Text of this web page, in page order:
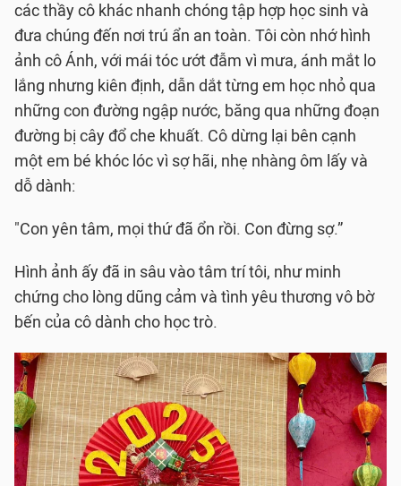
các thầy cô khác nhanh chóng tập hợp học sinh và
đưa chúng đến nơi trú ẩn an toàn. Tôi còn nhớ hình
ảnh cô Ánh, với mái tóc ướt đẫm vì mưa, ánh mắt lo
lắng nhưng kiên định, dẫn dắt từng em học nhỏ qua
những con đường ngập nước, băng qua những đoạn
đường bị cây đổ che khuất. Cô dừng lại bên cạnh
một em bé khóc lóc vì sợ hãi, nhẹ nhàng ôm lấy và
dỗ dành:
"Con yên tâm, mọi thứ đã ổn rồi. Con đừng sợ.”
Hình ảnh ấy đã in sâu vào tâm trí tôi, như minh
chứng cho lòng dũng cảm và tình yêu thương vô bờ
bến của cô dành cho học trò.